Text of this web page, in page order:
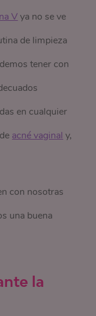
Vya no se ve
de limpieza
tener con
en cualquier
acné vaginal y,
con nosotras
una buena
la